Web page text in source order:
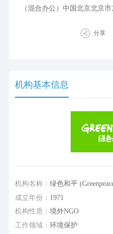
（混合办公）中国北京北京
分享
机构基本信息
机构名称： 绿色和平
成立年份： 1971
机构性质： 境外NGO
工作领域： 环境保护